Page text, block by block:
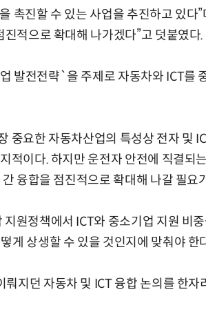
촉진할 수 있는 사업을 추진하고 있다
적으로 확대해 나가겠다”고 덧붙였다.
발전전략`을 주제로 자동차와 ICT를
중요한 자동차산업의 특성상 전자 및
적이다. 하지만 운전자 안전에 직결되
융합을 점진적으로 확대해 나갈 필요
원정책에서 ICT와 중소기업 지원 비
게 상생할 수 있을 것인지에 맞춰야 한
지던 자동차 및 ICT 융합 논의를 한자